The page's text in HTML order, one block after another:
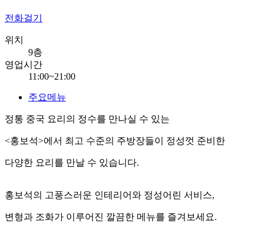
전화걸기
위치
9층
영업시간
11:00~21:00
주요메뉴
정통 중국 요리의 정수를 만나실 수 있는
<홍보석>에서 최고 수준의 주방장들이 정성껏 준비한
다양한 요리를 만날 수 있습니다.
홍보석의 고풍스러운 인테리어와 정성어린 서비스,
변형과 조화가 이루어진 깔끔한 메뉴를 즐겨보세요.